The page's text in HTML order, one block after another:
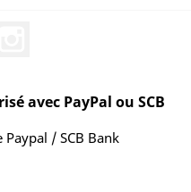
avec PayPal ou SCB
/ SCB Bank